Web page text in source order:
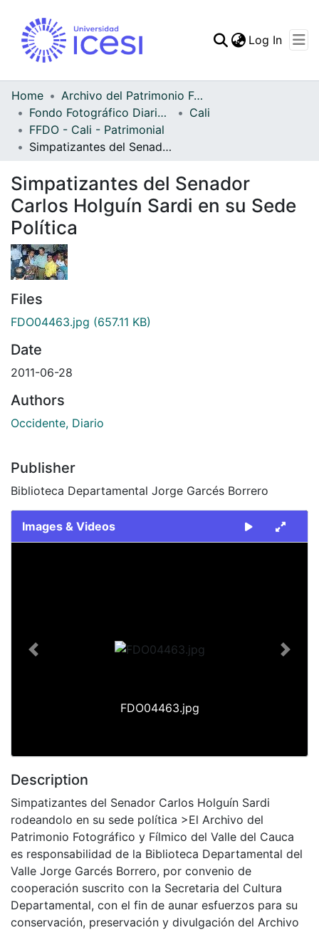
Statistics
Log In
Home
Archivo del Patrimonio Fotográfico y Fílmico del Valle del Cauca
Fondo Fotográfico Diario Occidente
Cali
FFDO - Cali - Patrimonial
Simpatizantes del Senador Carlos Holguín Sardi en su Sede Política
Simpatizantes del Senador
Carlos Holguín Sardi en su Sede
Política
Files
FDO04463.jpg (657.11 KB)
Date
2011-06-28
Authors
Occidente, Diario
Publisher
Biblioteca Departamental Jorge Garcés Borrero
Images & Videos
FDO04463.jpg
Previous Next
Description
Simpatizantes del Senador Carlos Holguín Sardi
rodeandolo en su sede política >El Archivo del
Patrimonio Fotográfico y Fílmico del Valle del Cauca
es responsabilidad de la Biblioteca Departamental del
Valle Jorge Garcés Borrero, por convenio de
cooperación suscrito con la Secretaria del Cultura
Departamental, con el fin de aunar esfuerzos para su
conservación, preservación y divulgación del Archivo